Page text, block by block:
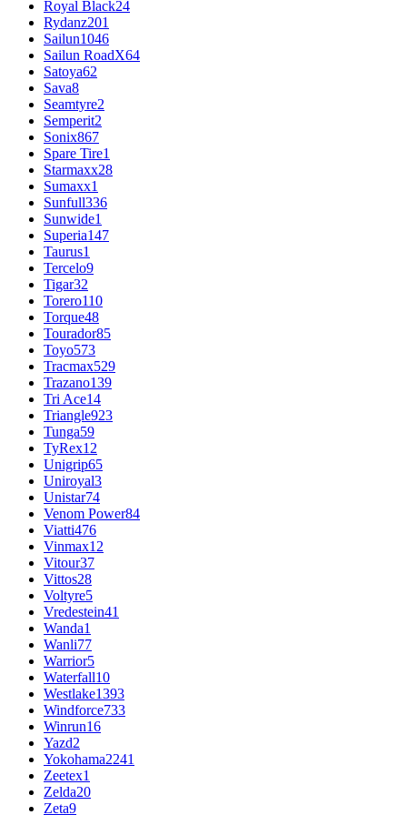
Royal Black24
Rydanz201
Sailun1046
Sailun RoadX64
Satoya62
Sava8
Seamtyre2
Semperit2
Sonix867
Spare Tire1
Starmaxx28
Sumaxx1
Sunfull336
Sunwide1
Superia147
Taurus1
Tercelo9
Tigar32
Torero110
Torque48
Tourador85
Toyo573
Tracmax529
Trazano139
Tri Ace14
Triangle923
Tunga59
TyRex12
Unigrip65
Uniroyal3
Unistar74
Venom Power84
Viatti476
Vinmax12
Vitour37
Vittos28
Voltyre5
Vredestein41
Wanda1
Wanli77
Warrior5
Waterfall10
Westlake1393
Windforce733
Winrun16
Yazd2
Yokohama2241
Zeetex1
Zelda20
Zeta9